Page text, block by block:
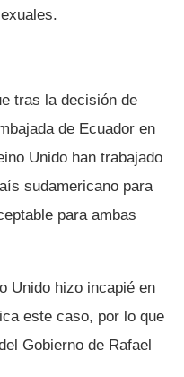
tras la decisión de
de Ecuador en
Unido han trabajado
sudamericano para
para ambas
Unido hizo incapié en
este caso, por lo que
Gobierno de Rafael